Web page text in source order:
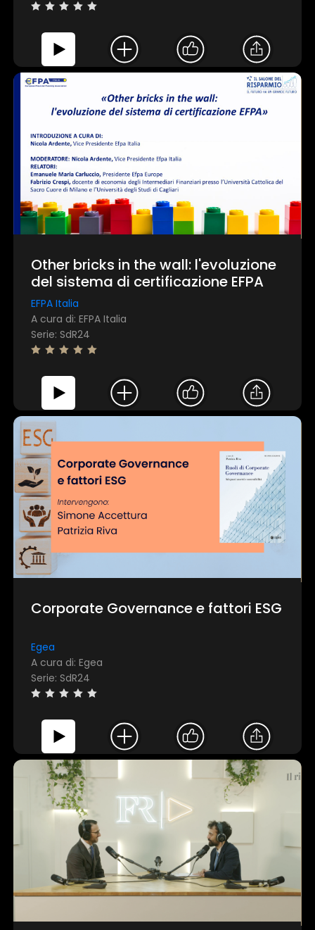
Other bricks in the wall: l'evoluzione
del sistema di certificazione EFPA
EFPA Italia
A cura di: EFPA Italia
Serie: SdR24
Corporate Governance e fattori ESG
Egea
A cura di: Egea
Serie: SdR24